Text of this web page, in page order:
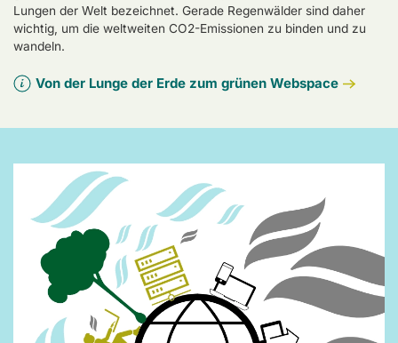
Lungen der Welt bezeichnet. Gerade Regenwälder sind daher
wichtig, um die weltweiten CO2-Emissionen zu binden und zu
wandeln.
Von der Lunge der Erde zum grünen Webspace